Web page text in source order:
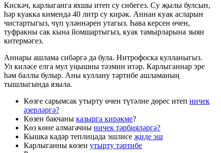
Кискәч, карлыганга яхшы итеп су сибегез. Су җылы булсын,
һәр куакка кимендә 40 литр су кирәк. Аннан куак асларын
чистартыгыз, чүп үләннәрен утагыз. Һава керсен өчен,
туфракны сак кына йомшартыгыз, куак тамырларына зыян
китермәгез.
Аннары ашлама сибәргә дә була. Нитрофоска кулланыгыз.
Ул киләсе елга мул уңышны тәэмин итәр. Карлыганнар эре
һәм баллы булыр. Аны куллану тәртибе ашламаның
тышлыгында языла.
Көзге сарымсак утырту өчен түтәлне дөрес итеп ничек
әзерләргә?
Көзен бакчаны казырга кирәкме?
Көз көне алмагачны ничек тәрбияләргә?
Кышка кадәр теплицада эшлисе җиде эш
Карлыганны көзен утырту тәртибе